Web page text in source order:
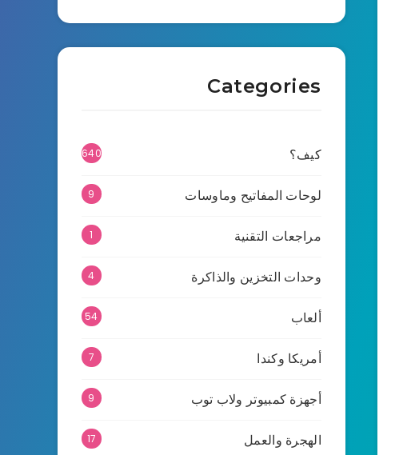
Categories
كيف؟ 640
لوحات المفاتيح وماوسات 9
مراجعات التقنية 1
وحدات التخزين والذاكرة 4
ألعاب 54
أمريكا وكندا 7
أجهزة كمبيوتر ولاب توب 9
الهجرة والعمل 17